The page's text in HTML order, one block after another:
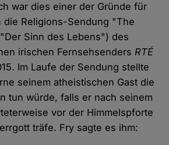
war dies einer der Gründe für
die Religions-Sendung "The
Sinn des Lebens") des
irischen FernsehsendersRTÉ
Im Laufe der Sendung stellte
seinem atheistischen Gast die
tun würde, falls er nach seinem
vor der Himmelspforte
träfe. Fry sagte es ihm: